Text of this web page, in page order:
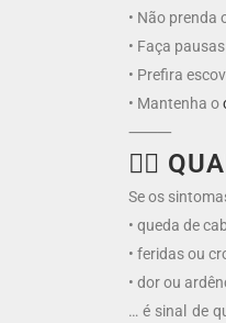
• Não prenda
• Faça
• Prefira
• Mantenha o
⸻
👩‍⚕️
Se os
• queda de
• feridas ou
• dor ou
… é sinal de